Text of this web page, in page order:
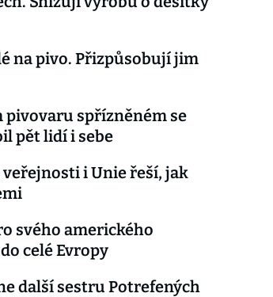
na pivo. Přizpůsobují jim
pivovaru spřízněném se
pět lidí i sebe
i Unie řeší, jak
svého amerického
celé Evropy
další sestru Potrefených